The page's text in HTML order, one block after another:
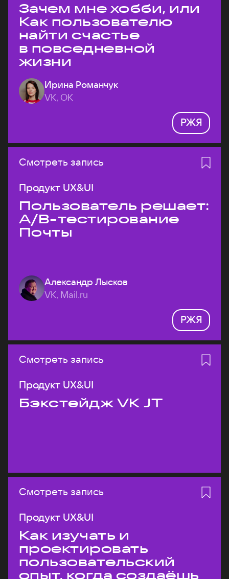
Зачем мне хобби, или
Как пользователю
найти счастье
в повседневной
жизни
Ирина Романчук
VK, ОК
РЖЯ
Смотреть запись
Продукт UX&UI
Пользователь решает:
A/B-тестирование
Почты
Александр Лысков
VK, Mail.ru
РЖЯ
Смотреть запись
Продукт UX&UI
Бэкстейдж VK JT
Смотреть запись
Продукт UX&UI
Как изучать и
проектировать
пользовательский
опыт, когда создаёшь